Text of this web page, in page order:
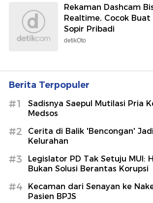
Rekaman Dashcam
Realtime, Cocok Buat
Sopir Pribadi
detikOto
Berita Terpopuler
#1
Sadisnya Saepul Mutilasi Pria
Medsos
#2
Cerita di Balik 'Bencongan'
Kelurahan
#3
Legislator PD Tak Setuju MUI:
Bukan Solusi Berantas Korupsi
#4
Kecaman dari Senayan ke
Pasien BPJS